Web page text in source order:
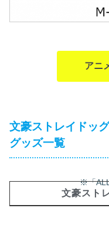
アニ
文豪ストレイドッ
グッズ一覧
※「
文豪スト